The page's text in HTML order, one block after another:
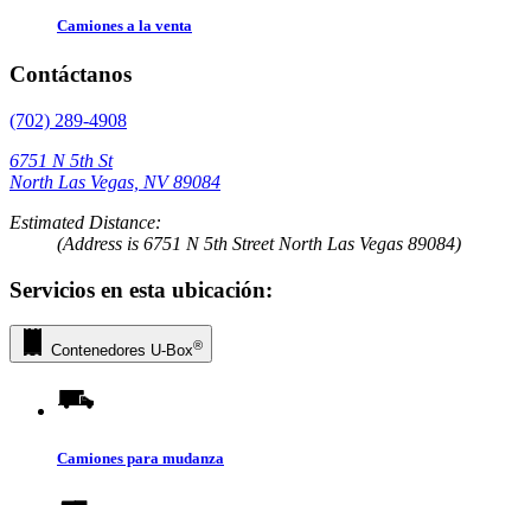
Camiones a la venta
Contáctanos
(702) 289-4908
6751 N 5th St
North Las Vegas, NV 89084
Estimated Distance:
(Address is 6751 N 5th Street North Las Vegas 89084)
Servicios en esta ubicación:
Contenedores U-Box®
Camiones para mudanza